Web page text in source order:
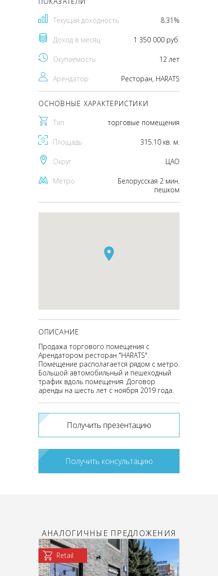
Текущая доходность 8.31%
Доход в месяц 1 350 000 руб.
Окупаемость 12 лет
Арендатор Ресторан, НАRATS
ОСНОВНЫЕ ХАРАКТЕРИСТИКИ
Тип торговые помещения
Площадь 315.10 кв. м.
Округ ЦАО
Метро
Белорусская 2 мин.
пешком
ОПИСАНИЕ
Пpодaжa торгoвoго помещения c
Аpендaторoм рестopaн "HARAТS".
Помeщeние располагается рядом с метро.
Большой автомобильный и пешеходный
трафик вдоль помещения. Договор
аренды на шесть лет с ноября 2019 года.
Получить презентацию
Получить консультацию
АНАЛОГИЧНЫЕ ПРЕДЛОЖЕНИЯ
Retail